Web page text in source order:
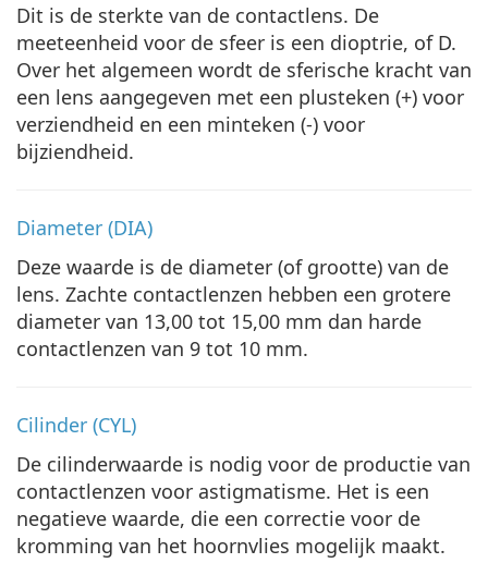
Dit is de sterkte van de contactlens. De
meeteenheid voor de sfeer is een dioptrie, of D.
Over het algemeen wordt de sferische kracht van
een lens aangegeven met een plusteken (+) voor
verziendheid en een minteken (-) voor
bijziendheid.
Diameter (DIA)
Deze waarde is de diameter (of grootte) van de
lens. Zachte contactlenzen hebben een grotere
diameter van 13,00 tot 15,00 mm dan harde
contactlenzen van 9 tot 10 mm.
Cilinder (CYL)
De cilinderwaarde is nodig voor de productie van
contactlenzen voor astigmatisme. Het is een
negatieve waarde, die een correctie voor de
kromming van het hoornvlies mogelijk maakt.